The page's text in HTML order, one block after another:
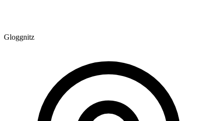
Gloggnitz